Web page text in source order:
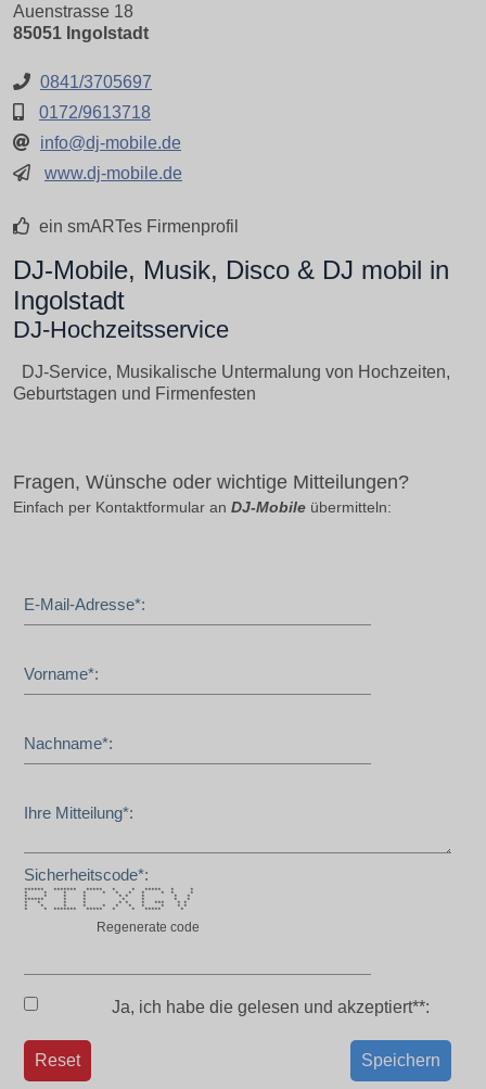
Auenstrasse 18
85051 Ingolstadt
0841/3705697
0172/9613718
info@dj-mobile.de
www.dj-mobile.de
ein smARTes Firmenprofil
DJ-Mobile, Musik, Disco & DJ mobil in
Ingolstadt
DJ-Hochzeitsservice
DJ-Service, Musikalische Untermalung von Hochzeiten,
Geburtstagen und Firmenfesten
Fragen, Wünsche oder wichtige Mitteilungen?
Einfach per Kontaktformular an DJ-Mobile übermitteln:
E-Mail-Adresse*:
Vorname*:
Nachname*:
Ihre Mitteilung*:
Sicherheitscode*:
****** ******* ***** * * ***** * *
* * * * * * * * * * *
* * * * * * * * *
****** * * * * * *
* * * * * * * *** * *
* * * * * * * * * * *
* * ******* ***** * * ***** *
Regenerate code
Ja, ich habe die gelesen und akzeptiert**:
Speichern
Reset